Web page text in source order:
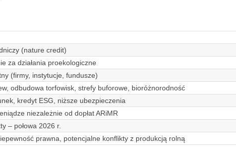
(nature credit)
za działania proekologiczne
(firmy, instytucje, fundusze)
odbudowa torfowisk, strefy buforowe, bioróżnorodność
kredyt ESG, niższe ubezpieczenia
niezależnie od dopłat ARiMR
– połowa 2026 r.
prawna, potencjalne konflikty z produkcją rolną